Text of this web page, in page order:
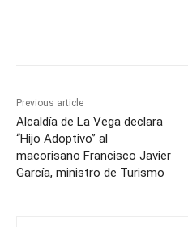
Previous article
Alcaldía de La Vega declara
“Hijo Adoptivo” al
macorisano Francisco Javier
García, ministro de Turismo